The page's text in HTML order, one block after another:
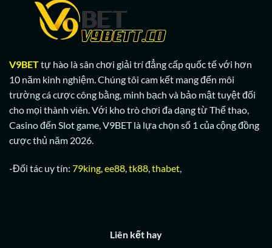
V9BETtự hào là sân chơi giải trí đẳng cấp quốc tế với hơn
10 năm kinh nghiệm.Chúng tôi cam kết mang đến môi
trường cá cược công bằng, minh bạch và bảo mật tuyệt đối
cho mọi thành viên.Với kho trò chơi đa dạng từ Thể thao,
Casino đến Slot game,V9BET là lựa chọn số 1 của cộng đồng
cược thủ năm 2026.
-Đối tác uy tín: 79king ee88 tk88 thabet
Liên kết hay